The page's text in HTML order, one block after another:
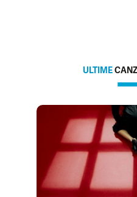
ULTIME